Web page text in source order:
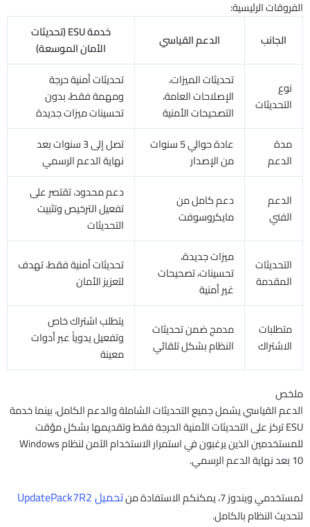
الفروقات الرئيسية:
الجانب
الدعم القياسي
خدمة ESU (تحديثات
الأمان الموسعة)
نوع
التحديثات
تحديثات الميزات،
الإصلاحات العامة،
التصحيحات الأمنية
تحديثات أمنية حرجة
ومهمة فقط، بدون
تحسينات ميزات جديدة​
مدة
الدعم
عادة حوالي 5 سنوات
من الإصدار
تصل إلى 3 سنوات بعد
نهاية الدعم الرسمي
الدعم
الفني
دعم كامل من
مايكروسوفت
دعم محدود، تقتصر على
تفعيل الترخيص وتثبيت
التحديثات
التحديثات
المقدمة
ميزات جديدة،
تحسينات، تصحيحات
غير أمنية
تحديثات أمنية فقط، تهدف
لتعزيز الأمان
متطلبات
الاشتراك
مدمج ضمن تحديثات
النظام بشكل تلقائي
يتطلب اشتراك خاص
وتفعيل يدوياً عبر أدوات
معينة
ملخص
الدعم القياسي يشمل جميع التحديثات الشاملة والدعم الكامل، بينما خدمة
ESU تركز على التحديثات الأمنية الحرجة فقط وتقديمها بشكل مؤقت
للمستخدمين الذين يرغبون في استمرار الاستخدام الآمن لنظام Windows
10 بعد نهاية الدعم الرسمي.​
لمستخدمي ويندوز 7، يمكنكم الاستفادة من
تحميل UpdatePack7R2
لتحديث النظام بالكامل.